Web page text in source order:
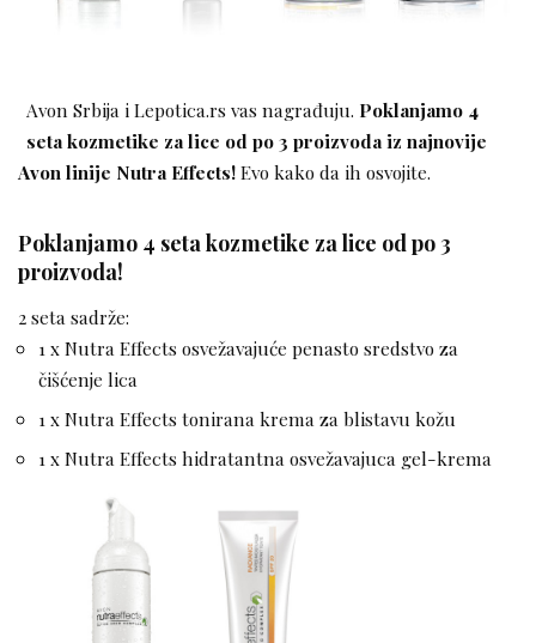
Avon Srbija i Lepotica.rs vas nagrađuju. Poklanjamo 4
seta kozmetike za lice od po 3 proizvoda iz najnovije
Avon linije Nutra Effects!Evo kako da ih osvojite.
Poklanjamo 4 seta kozmetike za lice od po 3
proizvoda!
2 seta sadrže:
1 x Nutra Effects osvežavajuće penasto sredstvo za
čišćenje lica
1 x Nutra Effects tonirana krema za blistavu kožu
1 x Nutra Effects hidratantna osvežavajuca gel-krema